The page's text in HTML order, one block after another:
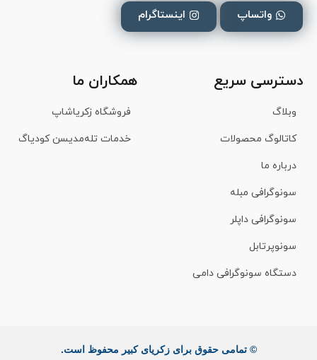
واتساپ اینستاگرام
دسترسی سریع
وبلاگ
کاتالوگ محصولات
درباره ما
سونوگرافی مبله
سونوگرافی داپلر
سونوپرتابل
دستگاه سونوگرافی دامی
همکاران ما
فروشگاه زکریاشاپ
خدمات تله‌مدیسن کودیاگ
© تمامی حقوق برای زکریای کبیر محفوظ است.